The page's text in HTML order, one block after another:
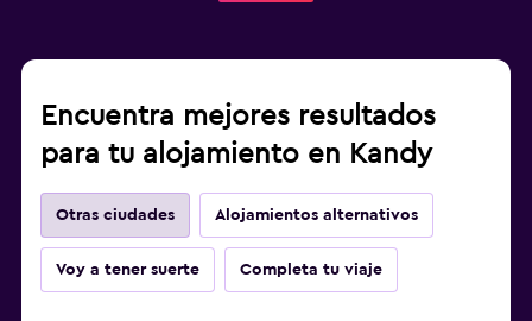
Encuentra mejores resultados
para tu alojamiento en Kandy
Otras ciudades Alojamientos alternativos
Voy a tener suerte Completa tu viaje